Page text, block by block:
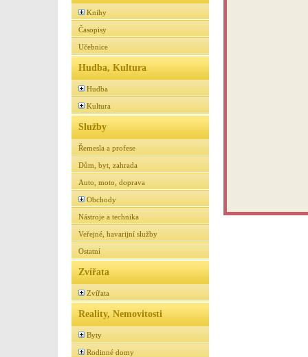
Knihy
Časopisy
Učebnice
Hudba, Kultura
Hudba
Kultura
Služby
Řemesla a profese
Dům, byt, zahrada
Auto, moto, doprava
Obchody
Nástroje a technika
Veřejné, havarijní služby
Ostatní
Zvířata
Zvířata
Reality, Nemovitosti
Byty
Rodinné domy